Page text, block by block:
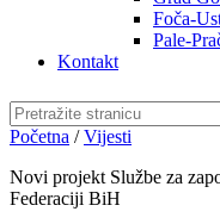
Općine
Pale-
Kontakt
Početna/ Vijesti